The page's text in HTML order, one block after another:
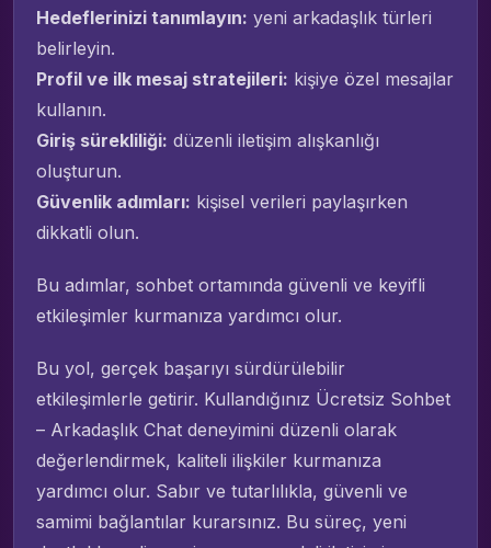
Hedeflerinizi tanımlayın: yeni arkadaşlık türleri
belirleyin.
Profil ve ilk mesaj stratejileri: kişiye özel mesajlar
kullanın.
Giriş sürekliliği: düzenli iletişim alışkanlığı
oluşturun.
Güvenlik adımları: kişisel verileri paylaşırken
dikkatli olun.
Bu adımlar, sohbet ortamında güvenli ve keyifli
etkileşimler kurmanıza yardımcı olur.
Bu yol, gerçek başarıyı sürdürülebilir
etkileşimlerle getirir. Kullandığınız Ücretsiz Sohbet
– Arkadaşlık Chat deneyimini düzenli olarak
değerlendirmek, kaliteli ilişkiler kurmanıza
yardımcı olur. Sabır ve tutarlılıkla, güvenli ve
samimi bağlantılar kurarsınız. Bu süreç, yeni